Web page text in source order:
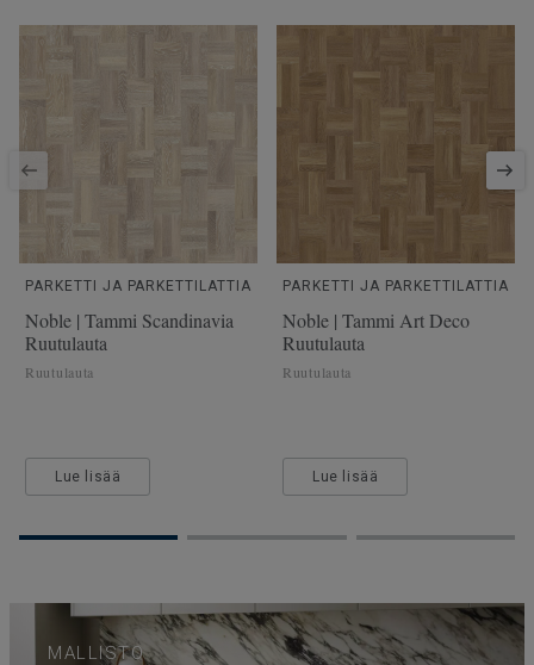
PARKETTI JA PARKETTILATTIA
Noble | Tammi Scandinavia
Ruutulauta
Ruutulauta
Lue lisää
PARKETTI JA PARKETTILATTIA
Noble | Tammi Art Deco
Ruutulauta
Ruutulauta
Lue lisää
MALLISTO